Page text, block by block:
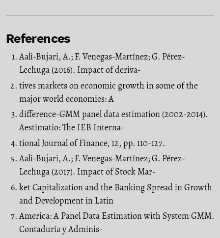
References
Aali-Bujari, A.; F. Venegas-Martínez; G. Pérez-
Lechuga (2016). Impact of deriva-
tives markets on economic growth in some of the
major world economies: A
difference-GMM panel data estimation (2002-2014).
Aestimatio: The IEB Interna-
tional Journal of Finance, 12, pp. 110-127.
Aali-Bujari, A.; F. Venegas-Martínez; G. Pérez-
Lechuga (2017). Impact of Stock Mar-
ket Capitalization and the Banking Spread in Growth
and Development in Latin
America: A Panel Data Estimation with System GMM.
Contaduría y Adminis-